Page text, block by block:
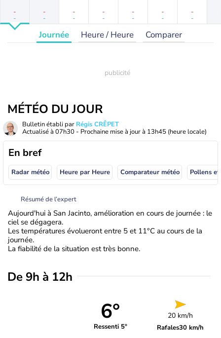
-
-
-
-
-
-
-
-
-
-
-
-
-
-
Journée Heure / Heure Comparer
MÉTÉO DU JOUR
Bulletin établi par Régis CRÊPET
Actualisé à 07h30 - Prochaine mise à jour à 13h45 (heure locale)
En bref
Radar météo Heure par Heure Comparateur météo Pollens
Résumé de l’expert
Aujourd'hui à San Jacinto, amélioration en cours de journée : le
ciel se dégagera.
Les températures évolueront entre 5 et 11°C au cours de la
journée.
La fiabilité de la situation est très bonne.
De 9h à 12h
6°
Ressenti 5°
20 km/h
Rafales30 km/h